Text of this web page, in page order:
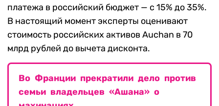
платежа в российский бюджет — с 15% до 35%.
В настоящий момент эксперты оценивают
стоимость российских активов Auchan в 70
млрд рублей до вычета дисконта.
Во Франции прекратили дело против
семьи владельцев «Ашана» о